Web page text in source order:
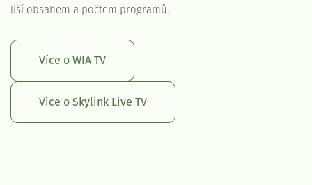
liší obsahem a počtem programů.
Více o WIA TV
Více o Skylink Live TV